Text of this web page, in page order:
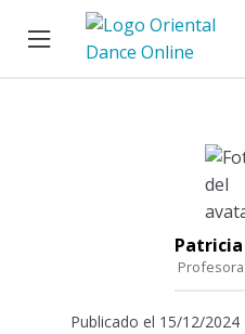
a
al
contenido
Mi cuenta / Inicio de
Publicado el 15/12/2024